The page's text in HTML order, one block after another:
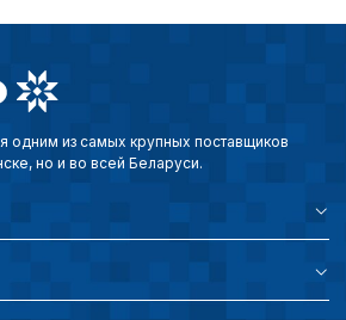
одним из самых крупных поставщиков
но и во всей Беларуси.